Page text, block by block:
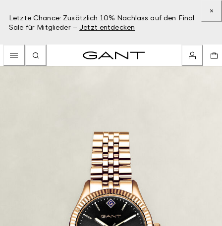
Letzte Chance: Zusätzlich 10% Nachlass auf den Final
Sale für Mitglieder – Jetzt entdecken